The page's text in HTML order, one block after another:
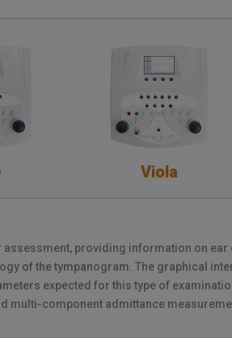
Viola
providing information on ear
of the tympanogram. The graphical
expected for this type of
multi-component admittance